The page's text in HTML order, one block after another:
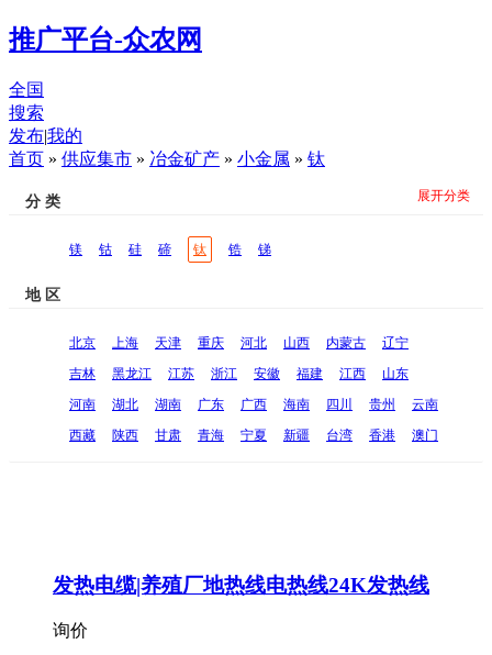
推广平台-众农网
全国
搜索
发布|我的
首页 » 供应集市 » 冶金矿产 » 小金属 » 钛
分 类
镁 钴 硅 碲 钛 锆 锑
展开分类
地 区
北京 上海 天津 重庆 河北 山西 内蒙古
辽宁
吉林
黑龙江 江苏 浙江 安徽 福建 江西
山东
河南
湖北 湖南 广东 广西 海南 四川 贵州
云南
西藏
陕西 甘肃 青海 宁夏 新疆 台湾 香港 澳门
发热电缆|养殖厂地热线电热线24K发热线
询价